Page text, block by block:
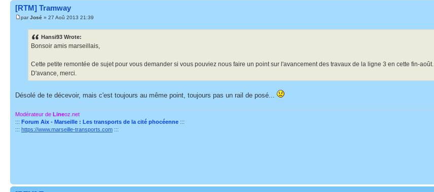
[RTM] Tramway
parJosé » 27 Aoû 2013 21:39
Hansi93 Wrote:
Bonsoir amis marseillais,
Cette petite remontée de sujet pour vous demander si vous pouviez nous faire un point sur l'avancement des travaux de la ligne 3 en cette fin-août.
D'avance, merci.
Désolé de te décevoir, mais c'est toujours au même point, toujours pas un rail de posé...
Modérateur de Lineoz.net
::: Forum Aix - Marseille : Les transports de la cité phocéenne :::
::: https://www.marseille-transports.com :::